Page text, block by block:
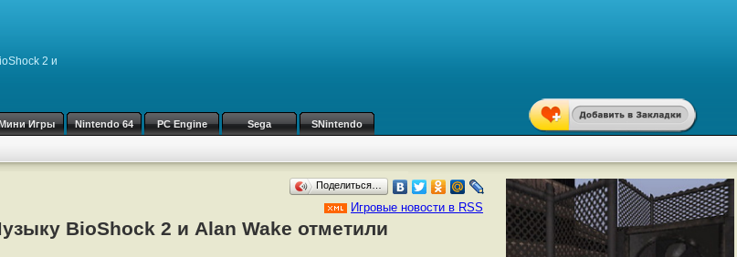
2 и
Игры Nintendo 64 PC Engine Sega SNintendo
Поделиться…
Игровые новости в RSS
BioShock 2 и Alan Wake отметили